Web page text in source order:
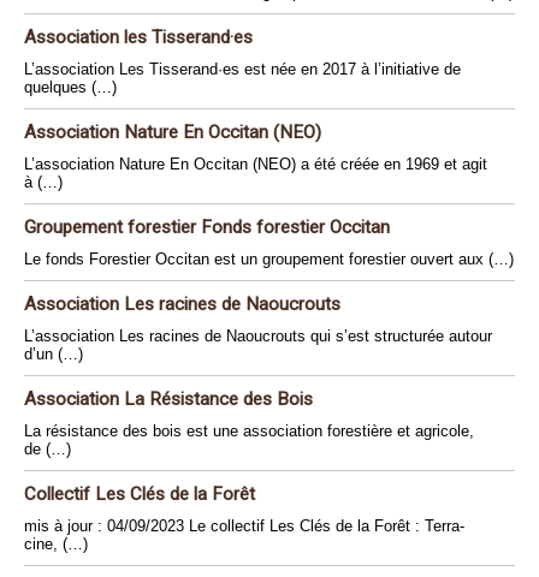
Association les Tisserand·es
L’association Les Tisserand·es est née en 2017 à l’initiative de
quelques (…)
Association Nature En Occitan (NEO)
L’association Nature En Occitan (NEO) a été créée en 1969 et agit
à (…)
Groupement forestier Fonds forestier Occitan
Le fonds Forestier Occitan est un groupement forestier ouvert aux (…)
Association Les racines de Naoucrouts
L’association Les racines de Naoucrouts qui s’est structurée autour
d’un (…)
Association La Résistance des Bois
La résistance des bois est une association forestière et agricole,
de (…)
Collectif Les Clés de la Forêt
mis à jour : 04/09/2023 Le collectif Les Clés de la Forêt : Terra-
cine, (…)